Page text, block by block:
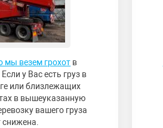
мы везем грохот в
у Вас есть груз в
или близлежащих
в вышеуказанную
вашего груза
снижена.